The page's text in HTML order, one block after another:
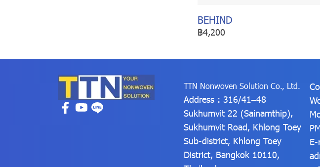
BEHIND
฿4,200
TTN Nonwoven Solution Co., Ltd.
Address : 316/41–48
Sukhumvit 22 (Sainamthip),
Sukhumvit Road, Khlong Toey
Sub-district, Khlong Toey
District, Bangkok 10110,